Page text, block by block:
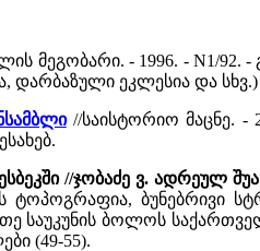
მეგობარი. - 1996. - N1/92.
დარბაზული ეკლესია და სხვ.)
//საისტორიო მაცნე. -
//ჯობაძე ვ. ადრეულ
ტოპოგრაფია, ბუნებრივი
საუკუნის ბოლოს
(49-55).